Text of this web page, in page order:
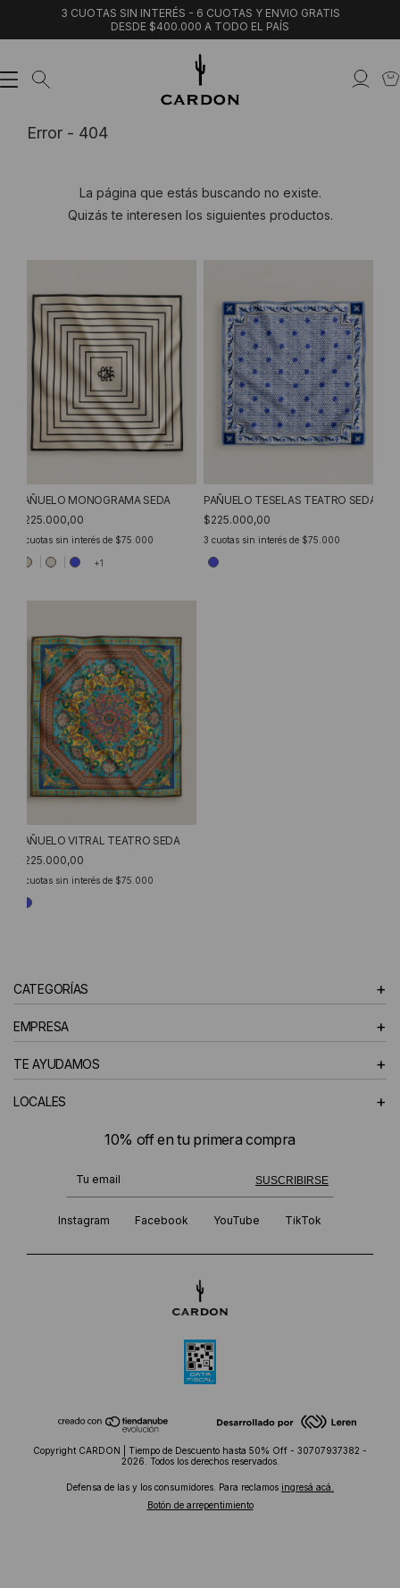
3 CUOTAS SIN INTERÉS - 6 CUOTAS Y ENVIO GRATIS
DESDE $400.000 A TODO EL PAÍS
Error - 404
La página que estás buscando no existe.
Quizás te interesen los siguientes productos.
PAÑUELO MONOGRAMA SEDA
$225.000,00
cuotas sin interés de $75.000
+1
PAÑUELO TESELAS TEATRO SEDA
$225.000,00
3 cuotas sin interés de $75.000
PAÑUELO VITRAL TEATRO SEDA
$225.000,00
cuotas sin interés de $75.000
CATEGORÍAS +
EMPRESA +
TE AYUDAMOS +
LOCALES +
10% off en tu primera compra
SUSCRIBIRSE
¡Te suscribiste exitosamente!
Instagram Facebook YouTube TikTok
Copyright CARDON | Tiempo de Descuento hasta 50% Off - 30707937382 -
2026. Todos los derechos reservados.
Defensa de las y los consumidores. Para reclamos ingresá acá.
Botón de arrepentimiento